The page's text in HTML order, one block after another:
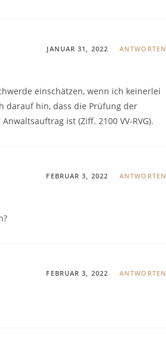
JANUAR 31, 2022 ANTWORTEN
einschätzen, wenn ich keinerlei
darauf hin, dass die Prüfung der
ist (Ziff. 2100 VV-RVG).
FEBRUAR 3, 2022 ANTWORTEN
FEBRUAR 3, 2022 ANTWORTEN